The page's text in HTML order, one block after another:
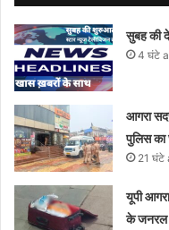
सुबह की
4 घंटे
आगरा
पुलिस का
21 घंटे
यूपी
के जनरल